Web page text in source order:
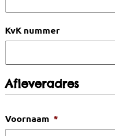
KvK nummer
Afleveradres
Voornaam *